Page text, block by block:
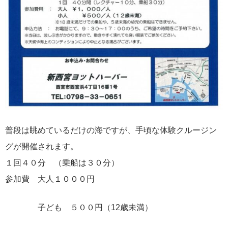
普段は眺めているだけの海ですが、手頃な体験クルージン
グが開催されます。
１回４０分 （乗船は３０分）
参加費 大人１０００円
子ども ５００円（12歳未満）